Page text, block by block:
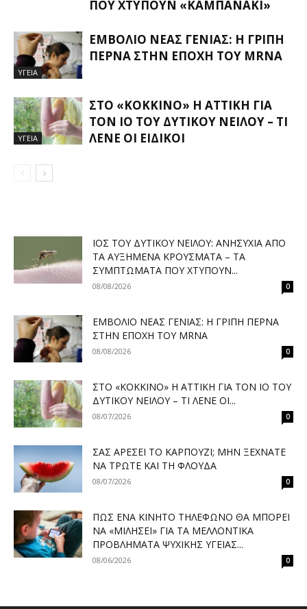
ΠΟΥ ΧΤΥΠΟΎΝ «ΚΑΜΠΑΝΆΚΙ»
ΥΓΕΙΑ
ΕΜΒΌΛΙΟ ΝΈΑΣ ΓΕΝΙΆΣ: Η ΓΡΊΠΗ
ΠΕΡΝΆ ΣΤΗΝ ΕΠΟΧΉ ΤΟΥ MRNA
ΥΓΕΙΑ
ΣΤΟ «ΚΌΚΚΙΝΟ» Η ΑΤΤΙΚΉ ΓΙΑ
ΤΟΝ ΙΌ ΤΟΥ ΔΥΤΙΚΟΎ ΝΕΊΛΟΥ – ΤΙ
ΛΈΝΕ ΟΙ ΕΙΔΙΚΟΊ
ΙΌΣ ΤΟΥ ΔΥΤΙΚΟΎ ΝΕΊΛΟΥ: ΑΝΗΣΥΧΊΑ ΑΠΌ
ΤΑ ΑΥΞΗΜΈΝΑ ΚΡΟΎΣΜΑΤΑ – ΤΑ
ΣΥΜΠΤΏΜΑΤΑ ΠΟΥ ΧΤΥΠΟΎΝ...
08/08/2026 0
ΕΜΒΌΛΙΟ ΝΈΑΣ ΓΕΝΙΆΣ: Η ΓΡΊΠΗ ΠΕΡΝΆ
ΣΤΗΝ ΕΠΟΧΉ ΤΟΥ MRNA
08/08/2026 0
ΣΤΟ «ΚΌΚΚΙΝΟ» Η ΑΤΤΙΚΉ ΓΙΑ ΤΟΝ ΙΌ ΤΟΥ
ΔΥΤΙΚΟΎ ΝΕΊΛΟΥ – ΤΙ ΛΈΝΕ ΟΙ...
08/07/2026 0
ΣΑΣ ΑΡΈΣΕΙ ΤΟ ΚΑΡΠΟΎΖΙ; ΜΗΝ ΞΕΧΝΆΤΕ
ΝΑ ΤΡΏΤΕ ΚΑΙ ΤΗ ΦΛΟΎΔΑ
08/07/2026 0
ΠΏΣ ΈΝΑ ΚΙΝΗΤΌ ΤΗΛΈΦΩΝΟ ΘΑ ΜΠΟΡΕΊ
ΝΑ «ΜΙΛΉΣΕΙ» ΓΙΑ ΤΑ ΜΕΛΛΟΝΤΙΚΆ
ΠΡΟΒΛΉΜΑΤΑ ΨΥΧΙΚΉΣ ΥΓΕΊΑΣ...
08/06/2026 0